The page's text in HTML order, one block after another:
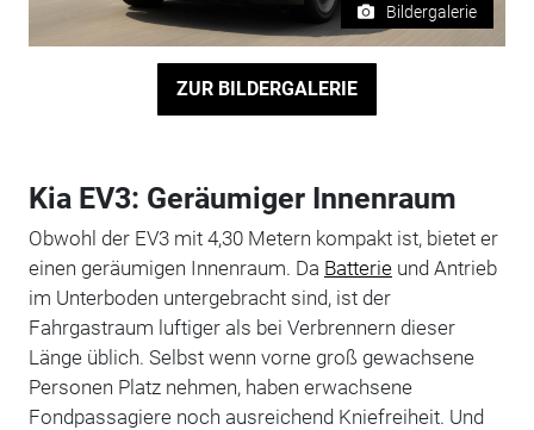
Bildergalerie
ZUR BILDERGALERIE
Kia EV3: Geräumiger Innenraum
Obwohl der EV3 mit 4,30 Metern kompakt ist, bietet er
einen geräumigen Innenraum. Da Batterieund Antrieb
im Unterboden untergebracht sind, ist der
Fahrgastraum luftiger als bei Verbrennern dieser
Länge üblich. Selbst wenn vorne groß gewachsene
Personen Platz nehmen, haben erwachsene
Fondpassagiere noch ausreichend Kniefreiheit. Und